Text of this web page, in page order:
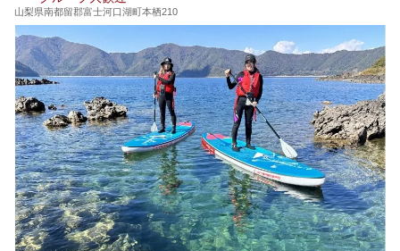
山梨県南都留郡富士河口湖町本栖210